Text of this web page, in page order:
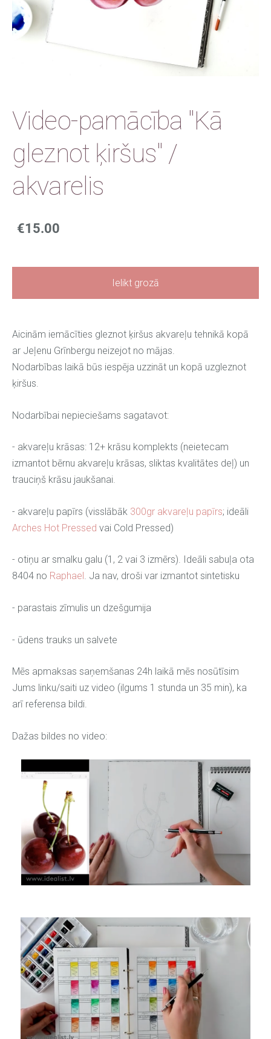
Video-pamācība "Kā
gleznot ķiršus" /
akvarelis
€15.00
Ielikt grozā
Aicinām iemācīties gleznot ķiršus akvareļu tehnikā kopā
ar Jeļenu Grīnbergu neizejot no mājas.
Nodarbības laikā būs iespēja uzzināt un kopā uzgleznot
ķiršus.
Nodarbībai nepieciešams sagatavot:
- akvareļu krāsas: 12+ krāsu komplekts (neietecam
izmantot bērnu akvareļu krāsas, sliktas kvalitātes deļ) un
trauciņš krāsu jaukšanai.
- akvareļu papīrs (visslābāk 300gr akvareļu papīrs; ideāli
Arches Hot Pressed vai Cold Pressed)
- otiņu ar smalku galu (1, 2 vai 3 izmērs). Ideāli sabuļa ota
8404 no Raphael . Ja nav, droši var izmantot sintetisku
- parastais zīmulis un dzešgumija
- ūdens trauks un salvete
Mēs apmaksas saņemšanas 24h laikā mēs nosūtīsim
Jums linku/saiti uz video (ilgums 1 stunda un 35 min), ka
arī referensa bildi.
Dažas bildes no video: